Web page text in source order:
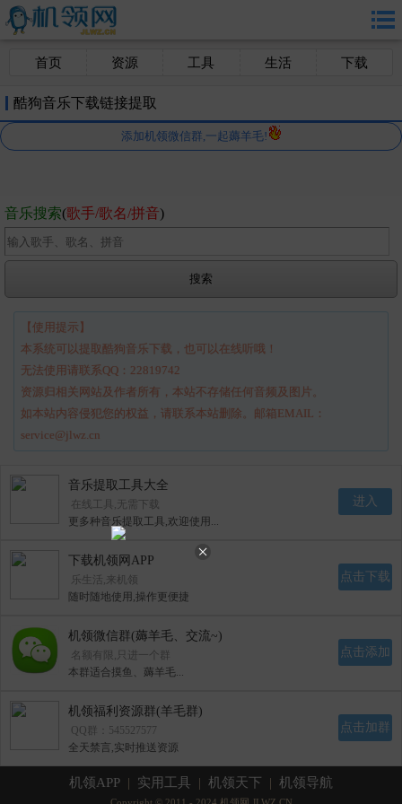
首页 资源 工具 生活 下载
酷狗音乐下载链接提取
添加机领微信群,一起薅羊毛!
音乐搜索(歌手/歌名/拼音)
【使用提示】
本系统可以提取酷狗音乐下载，也可以在线听哦！
无法使用请联系QQ：22819742
资源归相关网站及作者所有，本站不存储任何音频及图片。
如本站内容侵犯您的权益，请联系本站删除。邮箱EMAIL：
service@jlwz.cn
音乐提取工具大全
在线工具,无需下载
更多种音乐提取工具,欢迎使用...
进入
下载机领网APP
乐生活,来机领
随时随地使用,操作更便捷
点击下载
机领微信群(薅羊毛、交流~)
名额有限,只进一个群
本群适合摸鱼、薅羊毛...
点击添加
机领福利资源群(羊毛群)
QQ群：545527577
全天禁言,实时推送资源
点击加群
机领APP | 实用工具 | 机领天下 | 机领导航